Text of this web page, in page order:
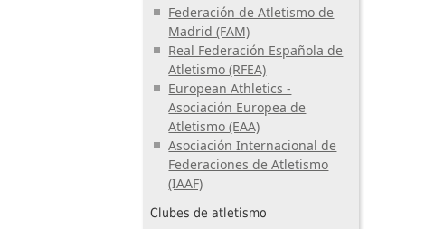
Federación de Atletismo de
Madrid (FAM)
Real Federación Española de
Atletismo (RFEA)
European Athletics -
Asociación Europea de
Atletismo (EAA)
Asociación Internacional de
Federaciones de Atletismo
(IAAF)
Clubes de atletismo